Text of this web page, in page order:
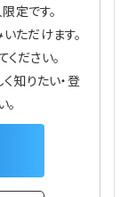
定です。
ただけます。
ださい。
知りたい・登